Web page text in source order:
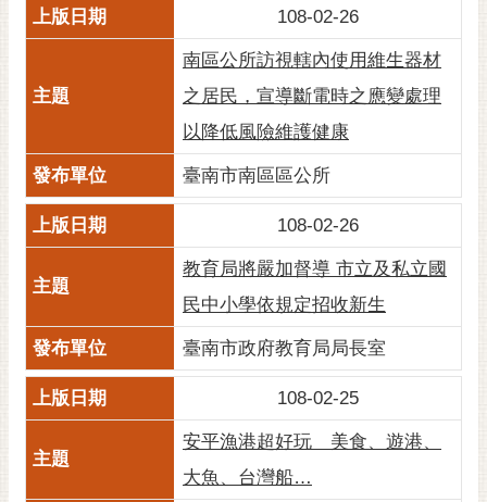
導
訂
RSS
訂
電
報
市
民
箱
English
108-02-26
南區公所訪視轄內使用維生器材
之居民，宣導斷電時之應變處理
以降低風險維護健康
臺南市南區區公所
108-02-26
教育局將嚴加督導 市立及私立國
民中小學依規定招收新生
臺南市政府教育局局長室
108-02-25
安平漁港超好玩 美食、遊港、
大魚、台灣船…